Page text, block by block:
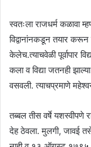
स्वतःला राजधर्म कळावा
विद्वानांनकडून तयार करून
केलेच.त्याचवेळी पूर्वापार
कला व विद्या जतनही
वसवली. त्याचप्रमाणे
तब्बल तीस वर्षे यशस्वीपणे
देह ठेवला. मुलगी, जावई